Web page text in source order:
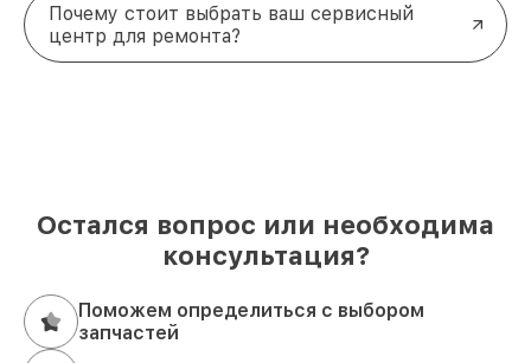
Почему стоит выбрать ваш сервисный
центр для ремонта?
Остался вопрос или необходима
консультация?
Поможем определиться с выбором
запчастей